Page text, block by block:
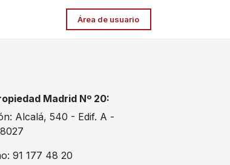
Área de usuario
Madrid Nº 20:
Alcalá, 540 - Edif. A -
91 177 48 20